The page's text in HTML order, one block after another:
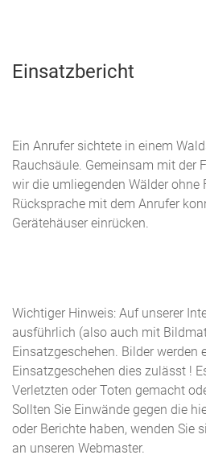
Einsatzbericht
Ein Anrufer sichtete in einem
Rauchsäule. Gemeinsam mit der
wir die umliegenden Wälder ohne
Rücksprache mit dem Anrufer
Gerätehäuser einrücken.
Wichtiger Hinweis: Auf unserer
ausführlich (also auch mit
Einsatzgeschehen. Bilder werden
Einsatzgeschehen dies zulässt !
Verletzten oder Toten gemacht
Sollten Sie Einwände gegen die
oder Berichte haben, wenden Sie
an unseren Webmaster.